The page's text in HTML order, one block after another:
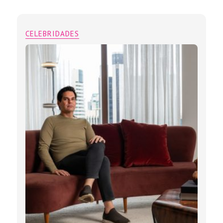
CELEBRIDADES